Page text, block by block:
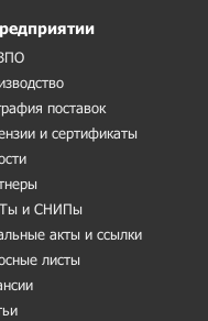
поставок
и сертификаты
и СНИПы
акты и ссылки
листы